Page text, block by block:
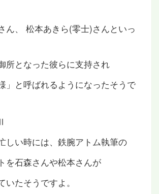
ん、 松本あきら(零士)さんといっ
所となった彼らに支持され
」と呼ばれるようになったそうで
しい時には、鉄腕アトム執筆の
を石森さんや松本さんが
いたそうですよ。